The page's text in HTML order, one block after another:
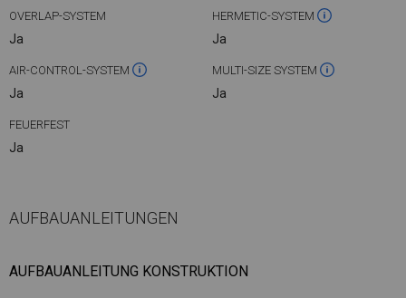
OVERLAP-SYSTEM
Ja
HERMETIC-SYSTEM
Ja
AIR-CONTROL-SYSTEM
Ja
MULTI-SIZE SYSTEM
Ja
FEUERFEST
Ja
AUFBAUANLEITUNGEN
AUFBAUANLEITUNG KONSTRUKTION